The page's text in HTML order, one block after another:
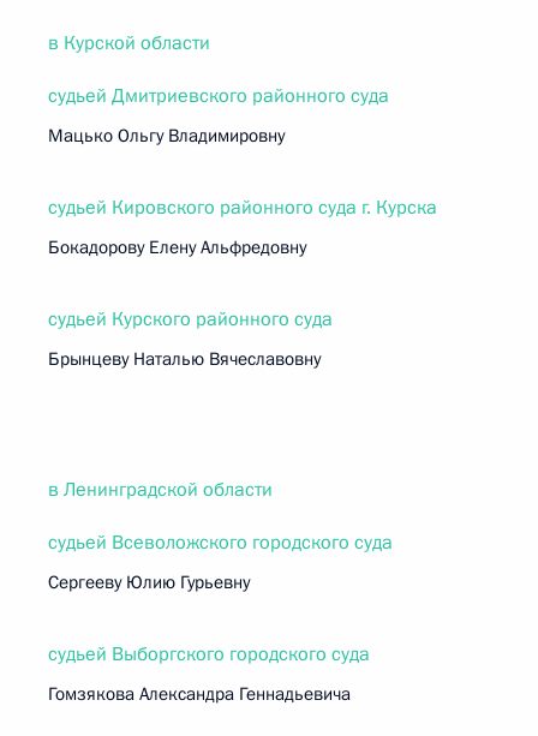
в Курской области
судьей Дмитриевского районного суда
Мацько Ольгу Владимировну
судьей Кировского районного суда г. Курска
Бокадорову Елену Альфредовну
судьей Курского районного суда
Брынцеву Наталью Вячеславовну
в Ленинградской области
судьей Всеволожского городского суда
Сергееву Юлию Гурьевну
судьей Выборгского городского суда
Гомзякова Александра Геннадьевича